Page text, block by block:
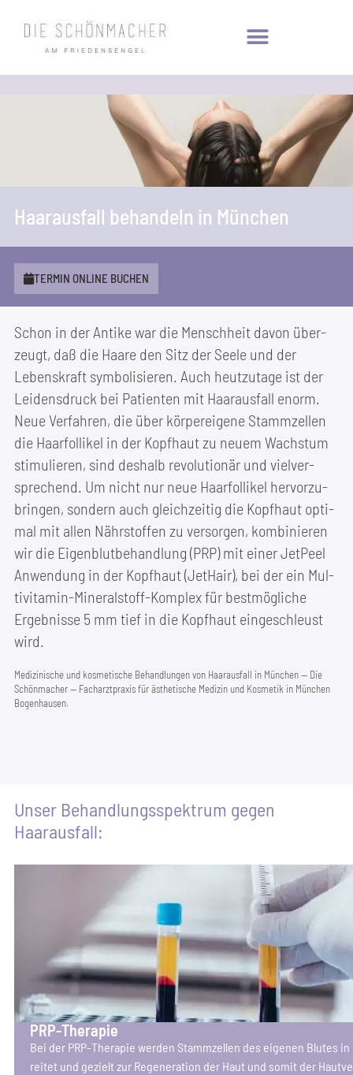
Haar­aus­fall behan­deln in München
TER­MIN ONLINE BUCHEN
Schon in der Anti­ke war die Mensch­heit davon über­
zeugt, daß die Haa­re den Sitz der See­le und der
Lebens­kraft sym­bo­li­sie­ren. Auch heut­zu­ta­ge ist der
Lei­dens­druck bei Pati­en­ten mit Haar­aus­fall enorm.
Neue Ver­fah­ren, die über kör­per­ei­ge­ne Stamm­zel­len
die Haar­fol­li­kel in der Kopf­haut zu neu­em Wachs­tum
sti­mu­lie­ren, sind des­halb revo­lu­tio­när und viel­ver­
spre­chend. Um nicht nur neue Haar­fol­li­kel her­vor­zu­
brin­gen, son­dern auch gleich­zei­tig die Kopf­haut opti­
mal mit allen Nähr­stof­fen zu ver­sor­gen, kom­bi­nie­ren
wir die Eigen­blut­be­hand­lung (PRP) mit einer Jet­Peel
Anwen­dung in der Kopf­haut (Jet­Hair), bei der ein Mul­
ti­vit­amin-Mine­ral­stoff-Kom­plex für best­mög­li­che
Ergeb­nis­se 5 mm tief in die Kopf­haut ein­ge­schleust
wird.
Medi­zi­ni­sche und kos­me­ti­sche Behand­lun­gen von Haar­aus­fall in Mün­chen — Die
Schön­ma­cher — Fach­arzt­pra­xis für ästhe­ti­sche Medi­zin und Kos­me­tik in Mün­chen
Bogenhausen.
Unser Behand­lungs­spek­trum gegen
Haarausfall:
PRP-The­ra­pie
Bei der PRP-The­ra­pie wer­den Stamm­zel­len des eige­nen Blu­tes
rei­tet und gezielt zur Rege­ne­ra­ti­on der Haut und somit der